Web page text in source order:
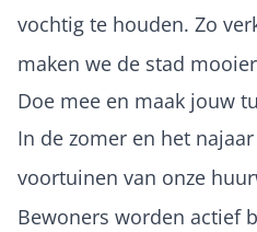
vochtig te houden. Zo
maken we de stad
Doe mee en maak jouw
In de zomer en het
voortuinen van onze
Bewoners worden actief